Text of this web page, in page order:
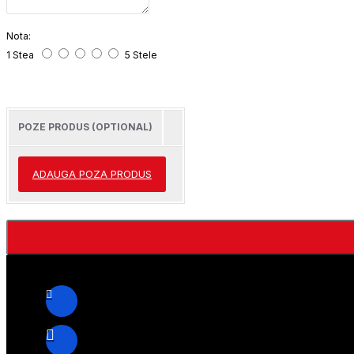
Nota:
1 Stea
5 Stele
POZE PRODUS (OPTIONAL)
ADAUGA POZA PRODUS